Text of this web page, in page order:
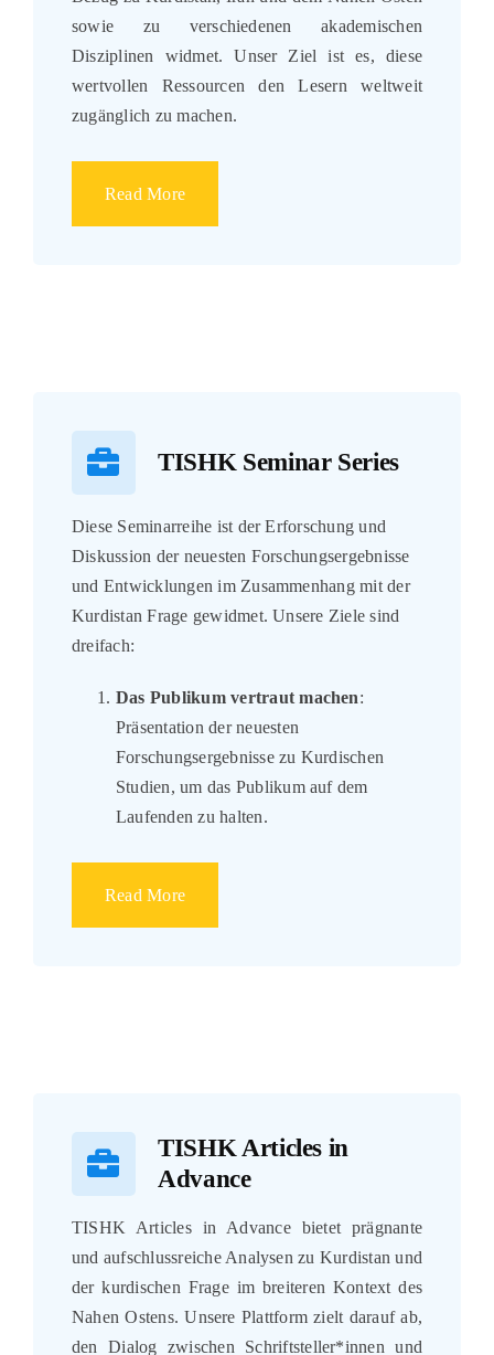
sowie zu verschiedenen akademischen
Disziplinen widmet. Unser Ziel ist es, diese
wertvollen Ressourcen den Lesern weltweit
zugänglich zu machen.
Read More
TISHK Seminar Series
Diese Seminarreihe ist der Erforschung und
Diskussion der neuesten Forschungsergebnisse
und Entwicklungen im Zusammenhang mit der
Kurdistan Frage gewidmet. Unsere Ziele sind
dreifach:
Das Publikum vertraut machen:
Präsentation der neuesten
Forschungsergebnisse zu Kurdischen
Studien, um das Publikum auf dem
Laufenden zu halten.
Read More
TISHK Articles in
Advance
TISHK Articles in Advance bietet prägnante
und aufschlussreiche Analysen zu Kurdistan und
der kurdischen Frage im breiteren Kontext des
Nahen Ostens. Unsere Plattform zielt darauf ab,
den Dialog zwischen Schriftsteller*innen und